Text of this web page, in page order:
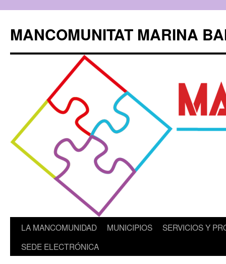
contenido
MANCOMUNITAT MARINA
LA MANCOMUNIDAD MUNICIPIOS
SERVICIOS Y
SEDE ELECTRÓNICA